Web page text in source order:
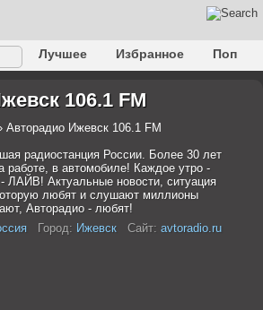
Лучшее Избранное
Поп
Транс Дип-хаус
106.1 FM
Авторадио Ижевск 106.1 FM
радиостанция России. Более 30 лет
работе, в автомобиле! Каждое утро -
Актуальные новости, ситуация
любят и слушают миллионы
Авторадио - любят!
Город: Ижевск Сайт: avtoradio.ru